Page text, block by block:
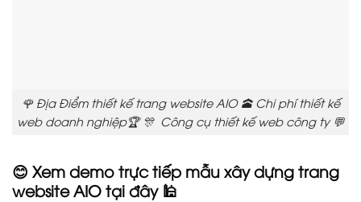
🌹 Địa Điểm thiết kế trang website AIO 🕋 Chi phí thiết kế
web doanh nghiệp🏆 🎊 Công cụ thiết kế web công ty 💬
😊 Xem demo trực tiếp mẫu xây dựng trang
website AIO tại đây 🕌